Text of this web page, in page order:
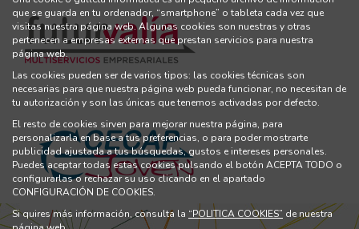
que se guarda en tu ordenador, “smartphone” o tableta cada vez que
visitas nuestra página web. Algunas cookies son nuestras y otras
pertenecen a empresas externas que prestan servicios para nuestra
página web.
Las cookies pueden ser de varios tipos: las cookies técnicas son
necesarias para que nuestra página web pueda funcionar, no necesitan de
tu autorización y son las únicas que tenemos activadas por defecto.
El resto de cookies sirven para mejorar nuestra página, para
personalizarla en base a tus preferencias, o para poder mostrarte
publicidad ajustada a tus búsquedas, gustos e intereses personales.
Puedes aceptar todas estas cookies pulsando el botón ACEPTA TODO o
configurarlas o rechazar su uso clicando en el apartado
CONFIGURACIÓN DE COOKIES.
Si quires más información, consulta la “POLITICA COOKIES” de nuestra